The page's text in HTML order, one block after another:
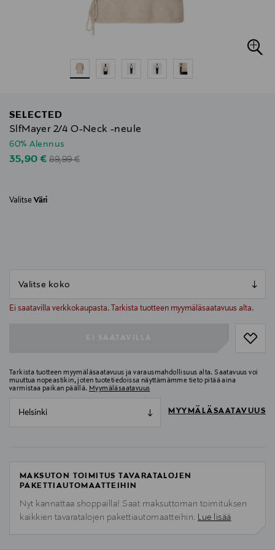
SELECTED
SlfMayer 2/4 O-Neck -neule
60% Alennus
Discounted Price
35,90 €Original Price
89,99 €
Valitse Väri
Ei saatavilla verkkokaupasta. Tarkista tuotteen myymäläsaatavuus alta.
null
Tarkista tuotteen myymäläsaatavuus ja varausmahdollisuus alta. Saatavuus voi
muuttua nopeastikin, joten tuotetiedoissa näyttämämme tieto pitää aina
varmistaa paikan päällä. Myymäläsaatavuus
Helsinki MYYMÄLÄSAATAVUUS
MAKSUTON TOIMITUS TAVARATALOJEN
PAKETTIAUTOMAATTEIHIN
Nyt kannattaa shoppailla! Saat maksuttoman toimituksen
kaikkien tavaratalojen pakettiautomaatteihin. Lue lisää